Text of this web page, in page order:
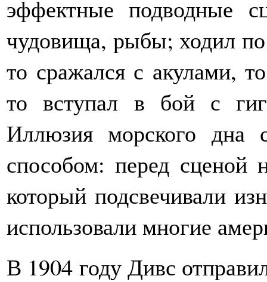
эффектные подводные
чудовища, рыбы; ходил
то сражался с акулами,
то вступал в бой с
Иллюзия морского дна
способом: перед сценой
который подсвечивали
использовали многие
В 1904 году Дивс